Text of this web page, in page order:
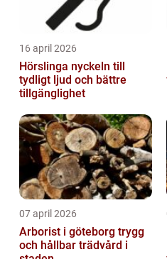
16 april 2026
Hörslinga nyckeln till
tydligt ljud och bättre
tillgänglighet
07 april 2026
Arborist i göteborg trygg
och hållbar trädvård i